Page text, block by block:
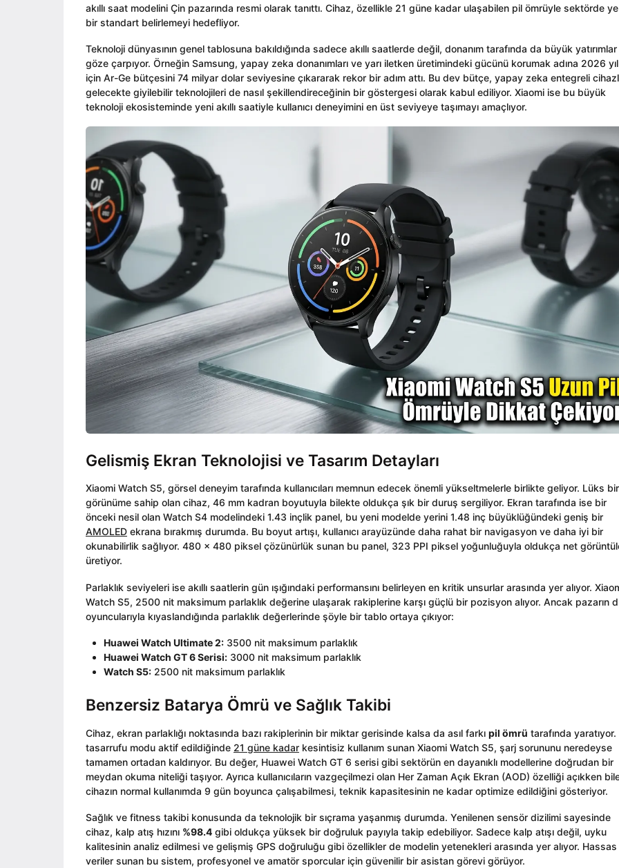
akıllı saat modelini Çin pazarında resmi olarak tanıttı. Cihaz, özellikle 21 güne kadar ulaşabilen pil ömrüyle sektörde
bir standart belirlemeyi hedefliyor.
Teknoloji dünyasının genel tablosuna bakıldığında sadece akıllı saatlerde değil, donanım tarafında da büyük yatırımlar
göze çarpıyor. Örneğin Samsung, yapay zeka donanımları ve yarı iletken üretimindeki gücünü korumak adına 2026
için Ar-Ge bütçesini 74 milyar dolar seviyesine çıkararak rekor bir adım attı. Bu dev bütçe, yapay zeka entegreli
gelecekte giyilebilir teknolojileri de nasıl şekillendireceğinin bir göstergesi olarak kabul ediliyor. Xiaomi ise bu büyük
teknoloji ekosisteminde yeni akıllı saatiyle kullanıcı deneyimini en üst seviyeye taşımayı amaçlıyor.
Gelismiş Ekran Teknolojisi ve Tasarım Detayları
Xiaomi Watch S5, görsel deneyim tarafında kullanıcıları memnun edecek önemli yükseltmelerle birlikte geliyor. Lüks bir
görünüme sahip olan cihaz, 46 mm kadran boyutuyla bilekte oldukça şık bir duruş sergiliyor. Ekran tarafında ise bir
önceki nesil olan Watch S4 modelindeki 1.43 inçlik panel, bu yeni modelde yerini 1.48 inç büyüklüğündeki geniş bir
AMOLED ekrana bırakmış durumda. Bu boyut artışı, kullanıcı arayüzünde daha rahat bir navigasyon ve daha iyi bir
okunabilirlik sağlıyor. 480 x 480 piksel çözünürlük sunan bu panel, 323 PPI piksel yoğunluğuyla oldukça net
üretiyor.
Parlaklık seviyeleri ise akıllı saatlerin gün ışığındaki performansını belirleyen en kritik unsurlar arasında yer alıyor.
Watch S5, 2500 nit maksimum parlaklık değerine ulaşarak rakiplerine karşı güçlü bir pozisyon alıyor. Ancak pazarın
oyuncularıyla kıyaslandığında parlaklık değerlerinde şöyle bir tablo ortaya çıkıyor:
Huawei Watch Ultimate 2: 3500 nit maksimum parlaklık
Huawei Watch GT 6 Serisi: 3000 nit maksimum parlaklık
Watch S5: 2500 nit maksimum parlaklık
Benzersiz Batarya Ömrü ve Sağlık Takibi
Cihaz, ekran parlaklığı noktasında bazı rakiplerinin bir miktar gerisinde kalsa da asıl farkı pil ömrü tarafında yaratıyor.
tasarrufu modu aktif edildiğinde 21 güne kadar kesintisiz kullanım sunan Xiaomi Watch S5, şarj sorununu neredeyse
tamamen ortadan kaldırıyor. Bu değer, Huawei Watch GT 6 serisi gibi sektörün en dayanıklı modellerine doğrudan bir
meydan okuma niteliği taşıyor. Ayrıca kullanıcıların vazgeçilmezi olan Her Zaman Açık Ekran (AOD) özelliği açıkken
cihazın normal kullanımda 9 gün boyunca çalışabilmesi, teknik kapasitesinin ne kadar optimize edildiğini gösteriyor.
Sağlık ve fitness takibi konusunda da teknolojik bir sıçrama yaşanmış durumda. Yenilenen sensör dizilimi sayesinde
cihaz, kalp atış hızını %98.4 gibi oldukça yüksek bir doğruluk payıyla takip edebiliyor. Sadece kalp atışı değil, uyku
kalitesinin analiz edilmesi ve gelişmiş GPS doğruluğu gibi özellikler de modelin yetenekleri arasında yer alıyor. Hassas
veriler sunan bu sistem, profesyonel ve amatör sporcular için güvenilir bir asistan görevi görüyor.